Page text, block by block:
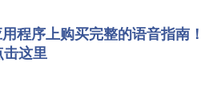
程序上购买完整的语音指南！
击这里